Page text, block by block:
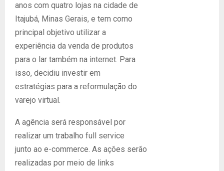
anos com quatro lojas na cidade de
Itajubá, Minas Gerais, e tem como
principal objetivo utilizar a
experiência da venda de produtos
para o lar também na internet. Para
isso, decidiu investir em
estratégias para a reformulação do
varejo virtual.
A agência será responsável por
realizar um trabalho full service
junto ao e-commerce. As ações serão
realizadas por meio de links